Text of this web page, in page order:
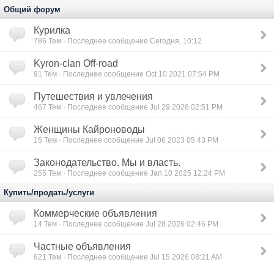
Общий форум
Курилка
786 Тем · Последнее сообщение Сегодня, 10:12
Kyron-clan Off-road
91 Тем · Последнее сообщение Oct 10 2021 07:54 PM
Путешествия и увлечения
467 Тем · Последнее сообщение Jul 29 2026 02:51 PM
Женщины Кайроноводы
15 Тем · Последнее сообщение Jul 06 2023 05:43 PM
Законодательство. Мы и власть.
255 Тем · Последнее сообщение Jan 10 2025 12:24 PM
Купить/продать/услуги
Коммерческие объявления
14 Тем · Последнее сообщение Jul 28 2026 02:46 PM
Частные объявления
621 Тем · Последнее сообщение Jul 15 2026 08:21 AM